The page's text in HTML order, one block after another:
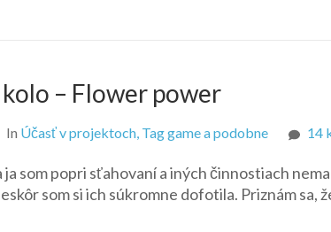
kolo – Flower power
In Účasť v projektoch, Tag game a podobne 14
ja som popri sťahovaní a iných činnostiach
som si ich súkromne dofotila. Priznám sa,